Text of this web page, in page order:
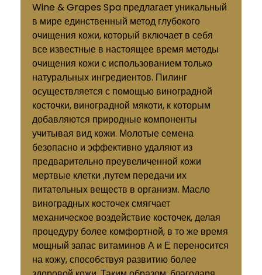
Wine & Grapes Spa предлагает уникальный
в мире единственный метод глубокого
очищения кожи, который включает в себя
все известные в настоящее время методы
очищения кожи с использованием только
натуральных ингредиентов. Пилинг
осуществляется с помощью виноградной
косточки, виноградной мякоти, к которым
добавляются природные компоненты
учитывая вид кожи. Молотые семена
безопасно и эффективно удаляют из
предварительно преувеличенной кожи
мертвые клетки ,путем передачи их
питательных веществ в организм. Масло
виноградных косточек смягчает
механическое воздействие косточек, делая
процедуру более комфортной, в то же время
мощный запас витаминов А и Е переносится
на кожу, способствуя развитию более